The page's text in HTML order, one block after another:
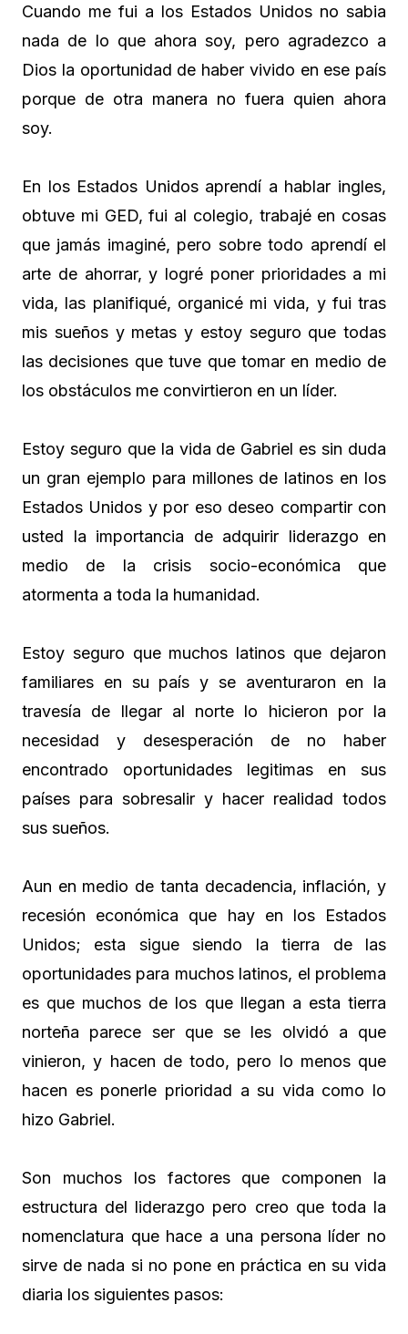
Cuando me fui a los Estados Unidos no sabia
nada de lo que ahora soy, pero agradezco a
Dios la oportunidad de haber vivido en ese país
porque de otra manera no fuera quien ahora
soy.
En los Estados Unidos aprendí a hablar ingles,
obtuve mi GED, fui al colegio, trabajé en cosas
que jamás imaginé, pero sobre todo aprendí el
arte de ahorrar, y logré poner prioridades a mi
vida, las planifiqué, organicé mi vida, y fui tras
mis sueños y metas y estoy seguro que todas
las decisiones que tuve que tomar en medio de
los obstáculos me convirtieron en un líder.
Estoy seguro que la vida de Gabriel es sin duda
un gran ejemplo para millones de latinos en los
Estados Unidos y por eso deseo compartir con
usted la importancia de adquirir liderazgo en
medio de la crisis socio-económica que
atormenta a toda la humanidad.
Estoy seguro que muchos latinos que dejaron
familiares en su país y se aventuraron en la
travesía de llegar al norte lo hicieron por la
necesidad y desesperación de no haber
encontrado oportunidades legitimas en sus
países para sobresalir y hacer realidad todos
sus sueños.
Aun en medio de tanta decadencia, inflación, y
recesión económica que hay en los Estados
Unidos; esta sigue siendo la tierra de las
oportunidades para muchos latinos, el problema
es que muchos de los que llegan a esta tierra
norteña parece ser que se les olvidó a que
vinieron, y hacen de todo, pero lo menos que
hacen es ponerle prioridad a su vida como lo
hizo Gabriel.
Son muchos los factores que componen la
estructura del liderazgo pero creo que toda la
nomenclatura que hace a una persona líder no
sirve de nada si no pone en práctica en su vida
diaria los siguientes pasos: